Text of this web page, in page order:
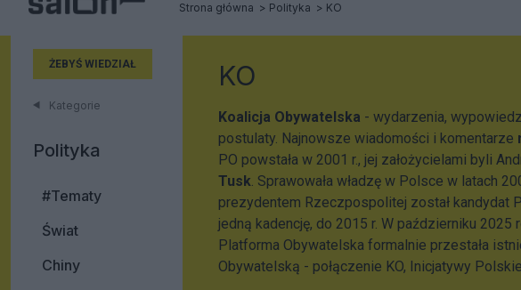
Strona główna Polityka KO
ŻEBYŚ WIEDZIAŁ
Kategorie
Polityka
#Tematy
Świat
Chiny
KO
Koalicja Obywatelska - wydarzenia,
postulaty. Najnowsze wiadomości i komentarze
PO powstała w 2001 r., jej założycielami byli
Tusk. Sprawowała władzę w Polsce w latach
prezydentem Rzeczpospolitej został kandydat
jedną kadencję, do 2015 r. W październiku
Platforma Obywatelska formalnie przestała
Obywatelską - połączenie KO, Inicjatywy